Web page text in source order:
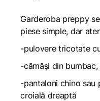
Garderoba preppy
piese simple, dar
-pulovere tricotate
-cămăși din
-pantaloni chino sau
croială dreaptă